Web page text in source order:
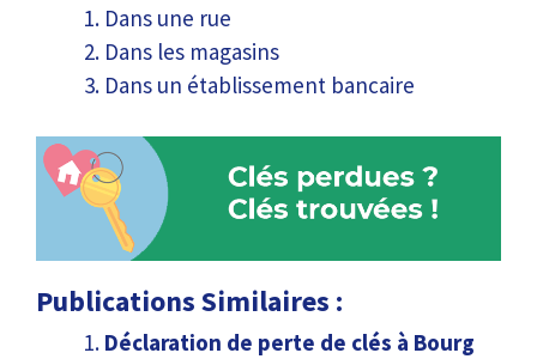
Dans une rue
Dans les magasins
Dans un établissement bancaire
Publications Similaires :
Déclaration de perte de clés à Bourg